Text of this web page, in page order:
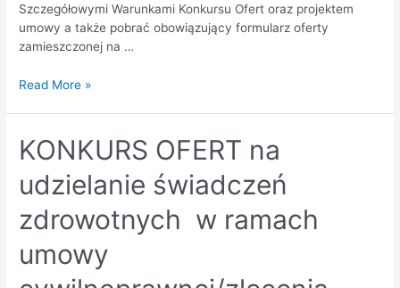
Szczegółowymi Warunkami Konkursu Ofert oraz projektem
umowy a także pobrać obowiązujący formularz oferty
zamieszczonej na …
Read More »
KONKURS OFERT na
udzielanie świadczeń
zdrowotnych w ramach
umowy